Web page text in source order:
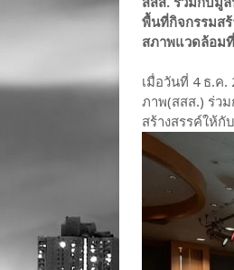
พื้นที่กิจกรรมสร้
สภาพแวดล้อม
เมื่อวันที่ 4 ธ.ค
ภาพ(สสส.) ร่วม
สร้างสรรค์ให้กั